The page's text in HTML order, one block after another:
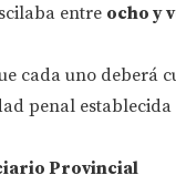
entre ocho y
cada uno deberá
penal establecida
Provincial